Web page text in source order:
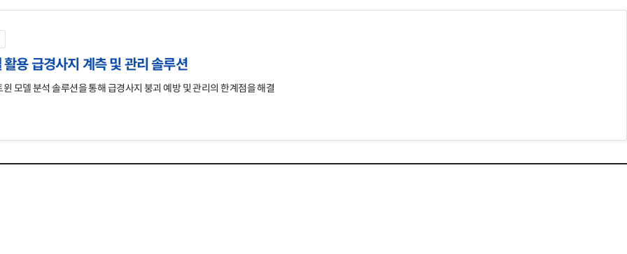
용 급경사지 계측 및 관리 솔루션
모델 분석 솔루션을 통해 급경사지 붕괴 예방 및 관리의 한계점을 해결